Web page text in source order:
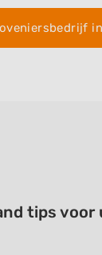
tips voor